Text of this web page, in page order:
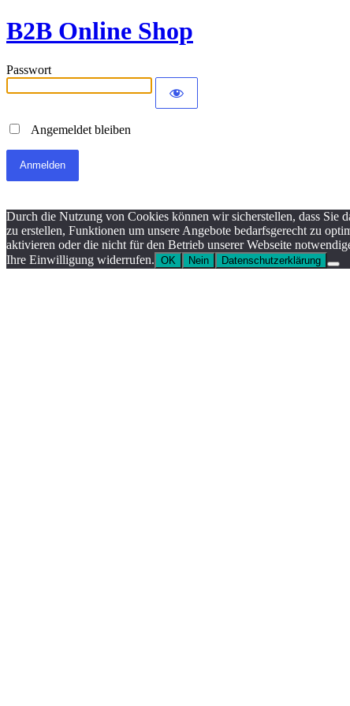
B2B Online Shop
Passwort
Angemeldet bleiben
Durch die Nutzung von Cookies können wir sicherstellen, dass Sie
zu erstellen, Funktionen um unsere Angebote bedarfsgerecht zu
aktivieren oder die nicht für den Betrieb unserer Webseite
Ihre Einwilligung widerrufen. OK Nein Datenschutzerklärung